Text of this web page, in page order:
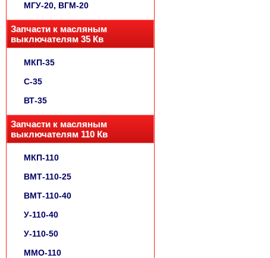
МГУ-20, ВГМ-20
Запчасти к масляным
выключателям 35 Кв
МКП-35
С-35
ВТ-35
Запчасти к масляным
выключателям 110 Кв
МКП-110
ВМТ-110-25
ВМТ-110-40
У-110-40
У-110-50
ММО-110